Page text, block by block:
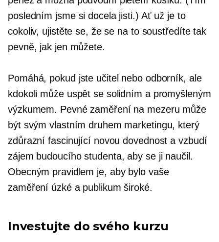
posledním jsme si docela jisti.) Ať už je to
cokoliv, ujistěte se, že se na to soustředíte tak
pevně, jak jen můžete.
Pomáhá, pokud jste učitel nebo odborník, ale
kdokoli může uspět se solidním a promyšleným
výzkumem. Pevné zaměření na mezeru může
být svým vlastním druhem marketingu, který
zdůrazní fascinující novou dovednost a vzbudí
zájem budoucího studenta, aby se ji naučil.
Obecným pravidlem je, aby bylo vaše
zaměření úzké a publikum široké.
Investujte do svého kurzu